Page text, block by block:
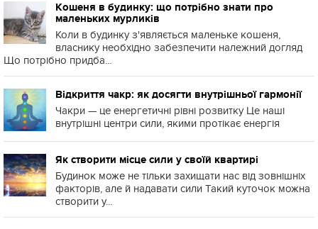
Кошеня в будинку: що потрібно знати про
маленьких мурликів
Коли в будинку з'являється маленьке кошеня,
власнику необхідно забезпечити належний догляд
Що потрібно придба...
Відкриття чакр: як досягти внутрішньої гармонії
Чакри — це енергетичні рівні розвитку Це наші
внутрішні центри сили, якими протікає енергія
Як створити місце сили у своїй квартирі
Будинок може не тільки захищати нас від зовнішніх
факторів, але й надавати сили Такий куточок можна
створити у...